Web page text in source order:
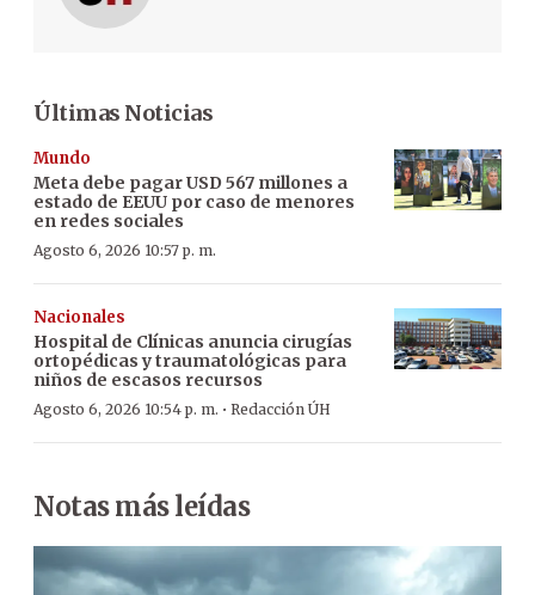
Últimas Noticias
Mundo
Meta debe pagar USD 567 millones a
estado de EEUU por caso de menores
en redes sociales
Agosto 6, 2026 10:57 p. m.
Nacionales
Hospital de Clínicas anuncia cirugías
ortopédicas y traumatológicas para
niños de escasos recursos
Agosto 6, 2026 10:54 p. m. · Redacción ÚH
Notas más leídas